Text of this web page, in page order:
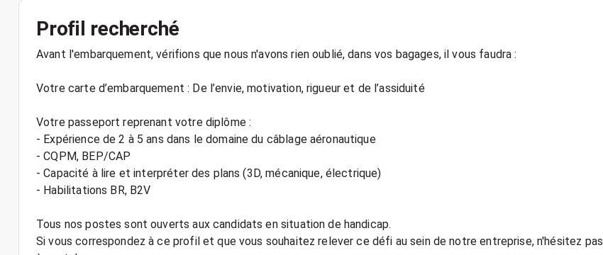
Profil recherché
Avant l'embarquement, vérifions que nous n'avons rien oublié, dans vos bagages, il vous faudra :
Votre carte d’embarquement : De l’envie, motivation, rigueur et de l’assiduité
Votre passeport reprenant votre diplôme :
- Expérience de 2 à 5 ans dans le domaine du câblage aéronautique
- CQPM, BEP/CAP
- Capacité à lire et interpréter des plans (3D, mécanique, électrique)
- Habilitations BR, B2V
Tous nos postes sont ouverts aux candidats en situation de handicap.
Si vous correspondez à ce profil et que vous souhaitez relever ce défi au sein de notre entreprise, n'hésitez pas